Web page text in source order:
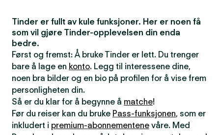
Tinder er fullt av kule funksjoner. Her er noen få
som vil gjøre Tinder-opplevelsen din enda
bedre.
Først og fremst: Å bruke Tinder er lett. Du trenger
bare å lage en konto. Legg til interessene dine,
noen bra bilder og en bio på profilen for å vise frem
personligheten din.
Så er du klar for å begynne å matche!
Før du reiser kan du bruke Pass-funksjonen, som er
inkludert i premium-abonnementene våre. Med